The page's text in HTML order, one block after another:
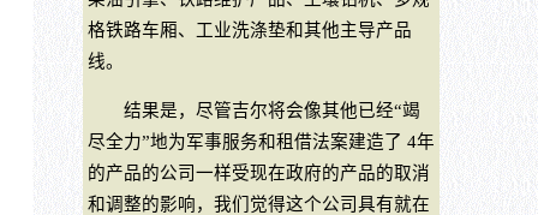
格铁路车厢、工业洗涤垫和其他主导产品
线。
结果是，尽管吉尔将会像其他已经“竭
尽全力”地为军事服务和租借法案建造了 4年
的产品的公司一样受现在政府的产品的取消
和调整的影响，我们觉得这个公司具有就在